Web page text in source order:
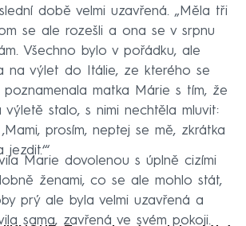
době velmi uzavřená. „Měla tři
se ale rozešli a ona se v srpnu
Všechno bylo v pořádku, ale
na výlet do Itálie, ze kterého se
poznamenala matka Márie s tím, že
stalo, s nimi nechtěla mluvit:
prosím, neptej se mě, zkrátka
Marie dovolenou s úplně cizími
ženami, co se ale mohlo stát,
prý ale byla velmi uzavřená a
sama, zavřená ve svém pokoji.